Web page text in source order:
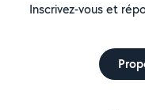
Inscrivez-vous et